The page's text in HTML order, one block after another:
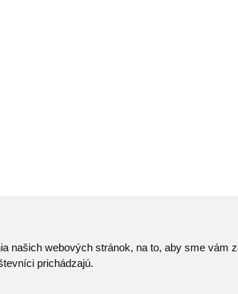
našich webových stránok, na to, aby sme vám
prichádzajú.
Kontakt